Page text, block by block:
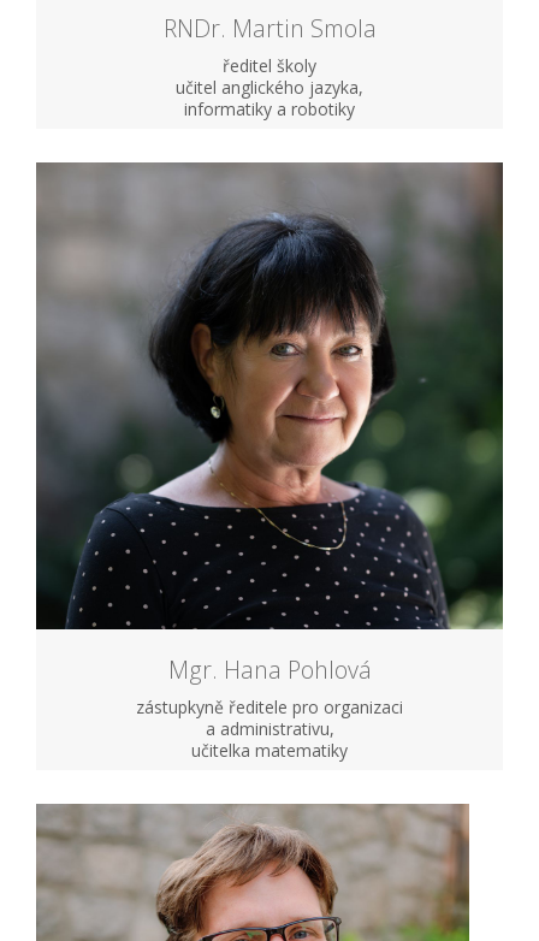
RNDr. Martin Smola
ředitel školy
učitel anglického jazyka,
informatiky a robotiky
Mgr. Hana Pohlová
zástupkyně ředitele pro organizaci
a administrativu,
učitelka matematiky